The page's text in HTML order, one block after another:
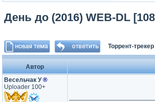
День до (2016) WEB-DL
Торрент-
Автор
Весельчак У®
Uploader 100+